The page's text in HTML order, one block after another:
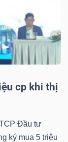
cp khi thị
Đầu tư
ký mua 5 triệu